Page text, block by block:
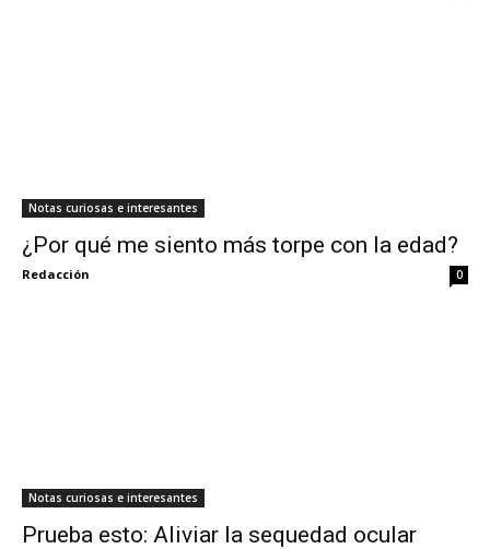
Notas curiosas e interesantes
¿Por qué me siento más torpe con la edad?
Redacción 0
Notas curiosas e interesantes
Prueba esto: Aliviar la sequedad ocular